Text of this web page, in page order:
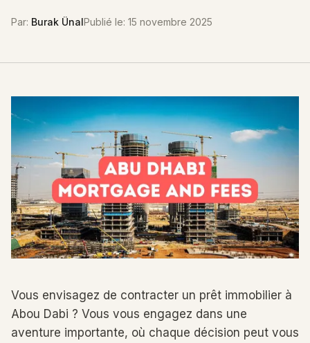
Par: Burak ÜnalPublié le: 15 novembre 2025
Vous envisagez de contracter un prêt immobilier à
Abou Dabi ? Vous vous engagez dans une
aventure importante, où chaque décision peut vous